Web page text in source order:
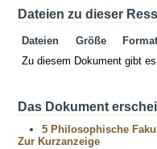
Dateien zu dieser
Dateien Größe
Format
Zu diesem Dokument gibt
Das Dokument
5 Philosophische
Zur Kurzanzeige